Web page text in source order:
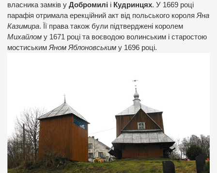
власника замків у Добромилі і Кудринцях. У 1669 році
парафія отримала ерекційний акт від польського короля Яна
Казимира. Її права також були підтверджені королем
Михайлом у 1671 році та воєводою волинським і старостою
мостиським Яном Яблоновським у 1696 році.